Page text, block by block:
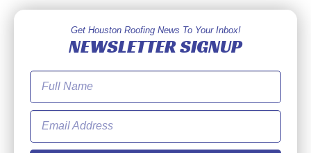
Get Houston Roofing News To Your Inbox!
NEWSLETTER SIGNUP